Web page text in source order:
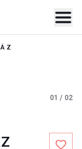
01 / 02